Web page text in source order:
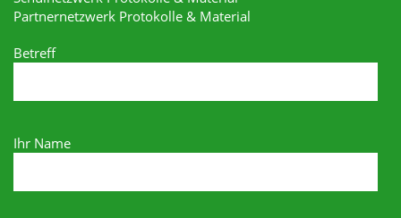
Partnernetzwerk Protokolle & Material
Betreff
Ihr Name